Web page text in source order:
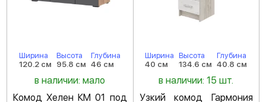
Ширина
120.2 см
Высота
95.8 см
Глубина
46 см
в наличии: мало
Комод Хелен КМ 01 под
Ширина
40 см
Высота
134.6 см
Глубина
40.8 см
в наличии: 15 шт.
Узкий комод Гармония